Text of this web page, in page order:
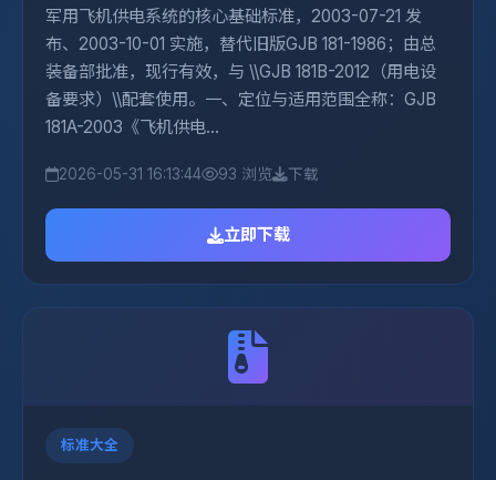
军用飞机供电系统的核心基础标准，2003-07-21 发
布、2003-10-01 实施，替代旧版GJB 181-1986；由总
装备部批准，现行有效，与 \\GJB 181B-2012（用电设
备要求）\\配套使用。一、定位与适用范围全称：GJB
181A-2003《飞机供电...
2026-05-31 16:13:44 93 浏览 下载
立即下载
标准大全